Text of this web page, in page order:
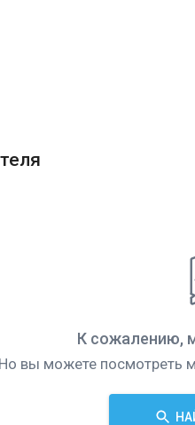
К сожалению,
Но вы можете посмотреть